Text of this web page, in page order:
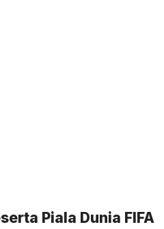
Piala Dunia FIFA